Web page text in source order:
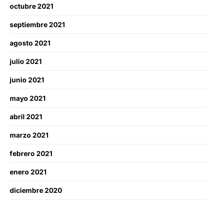
octubre 2021
septiembre 2021
agosto 2021
julio 2021
junio 2021
mayo 2021
abril 2021
marzo 2021
febrero 2021
enero 2021
diciembre 2020